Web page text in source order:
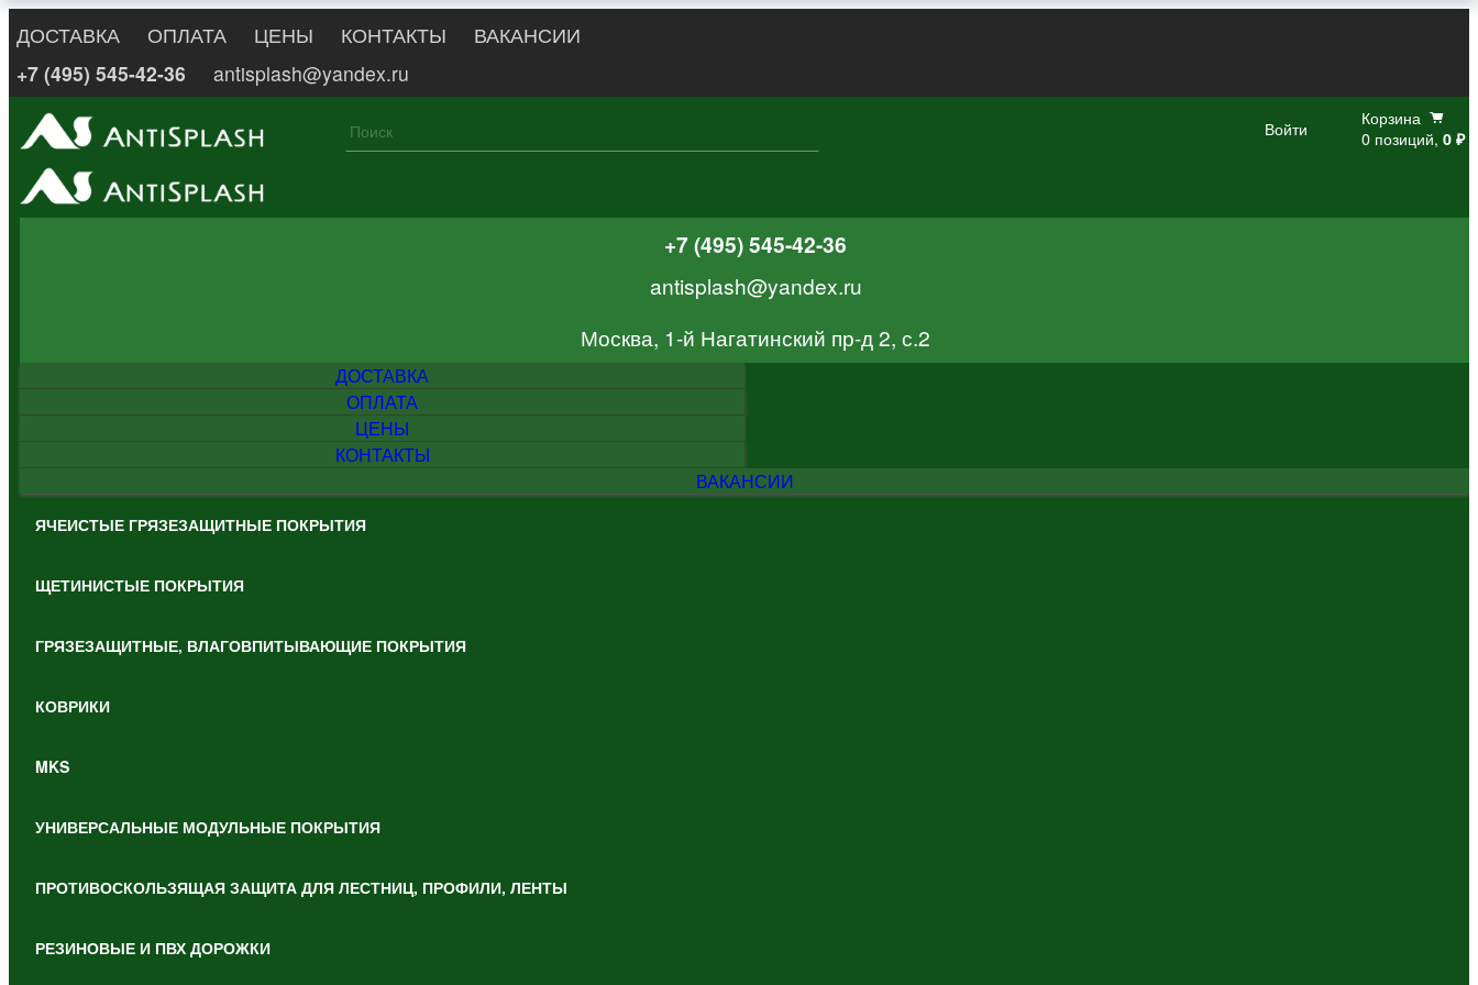
ДОСТАВКА ОПЛАТА ЦЕНЫ КОНТАКТЫ
ВАКАНСИИ
+7 (495) 545-42-36
antisplash@yandex.ru
Войти
Корзина
0 позиций, 0 ₽
+7 (495) 545-42-36
antisplash@yandex.ru
Москва, 1-й Нагатинский пр-д 2, с.2
ДОСТАВКА
ОПЛАТА
ЦЕНЫ
КОНТАКТЫ
ВАКАНСИИ
ЯЧЕИСТЫЕ ГРЯЗЕЗАЩИТНЫЕ ПОКРЫТИЯ
ЩЕТИНИСТЫЕ ПОКРЫТИЯ
ГРЯЗЕЗАЩИТНЫЕ, ВЛАГОВПИТЫВАЮЩИЕ ПОКРЫТИЯ
КОВРИКИ
MKS
УНИВЕРСАЛЬНЫЕ МОДУЛЬНЫЕ ПОКРЫТИЯ
ПРОТИВОСКОЛЬЗЯЩАЯ ЗАЩИТА ДЛЯ ЛЕСТНИЦ, ПРОФИЛИ, ЛЕНТЫ
РЕЗИНОВЫЕ И ПВХ ДОРОЖКИ